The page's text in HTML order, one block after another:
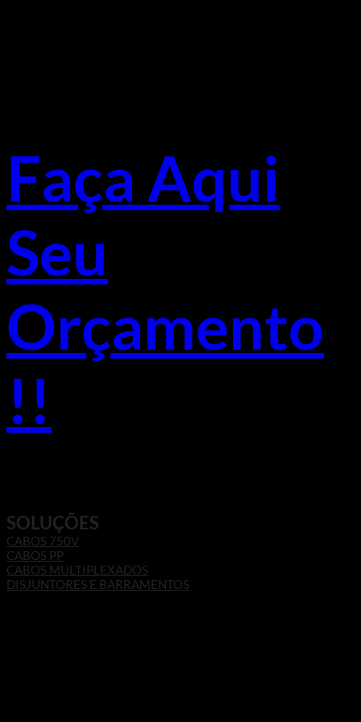
Faça Aqui
Seu
Orçamento
!!
SOLUÇÕES
CABOS 750V
CABOS PP
CABOS MULTIPLEXADOS
DISJUNTORES E BARRAMENTOS